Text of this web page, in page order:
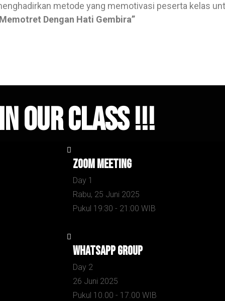
metode yang memotivasi peserta kelas
Dengan Hati Gembira”
Our Class !!!
Zoom Meeting
Day 1
Rabu, 25 Juni 2025
Pukul 19:30 - 21:00 WIB
Whatsapp Group
Day 2
26 Juni 2025
Pukul 10.00 - 17.00 WIB